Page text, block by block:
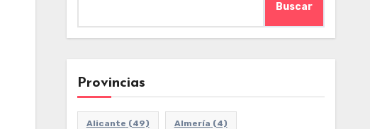
Buscar
Provincias
Alicante (49) Almería (4)